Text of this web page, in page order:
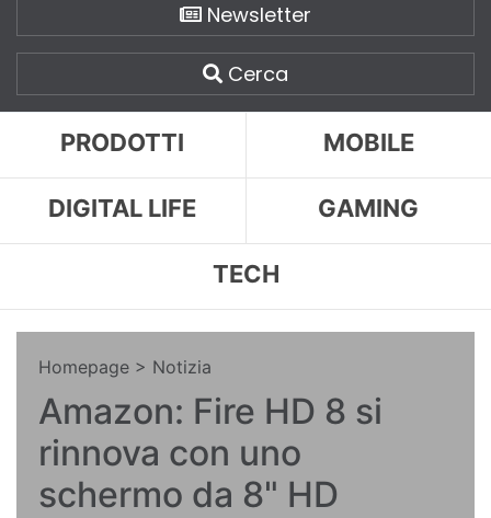
Newsletter
Cerca
PRODOTTI MOBILE
DIGITAL LIFE GAMING
TECH
Homepage > Notizia
Amazon: Fire HD 8 si
rinnova con uno
schermo da 8" HD